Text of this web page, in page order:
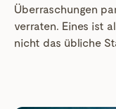
Überraschungen
verraten. Eines ist
nicht das übliche